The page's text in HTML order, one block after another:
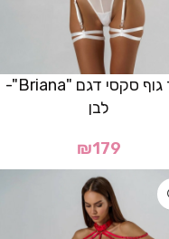
בגד גוף סקסי דגם "Briana"-
לבן
₪179